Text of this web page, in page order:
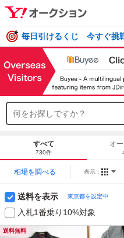
毎日引けるくじ 今すぐ挑
すべて
730件
オ
相場を調べる 表示：
送料を表示 東京都を設定中
入札1番乗り10%対象
送料無料